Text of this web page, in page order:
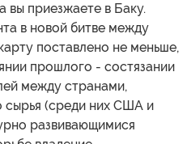
вы приезжаете в Баку.
в новой битве между
поставлено не меньше,
прошлого - состязании
между странами,
сырья (среди них США и
развивающимися